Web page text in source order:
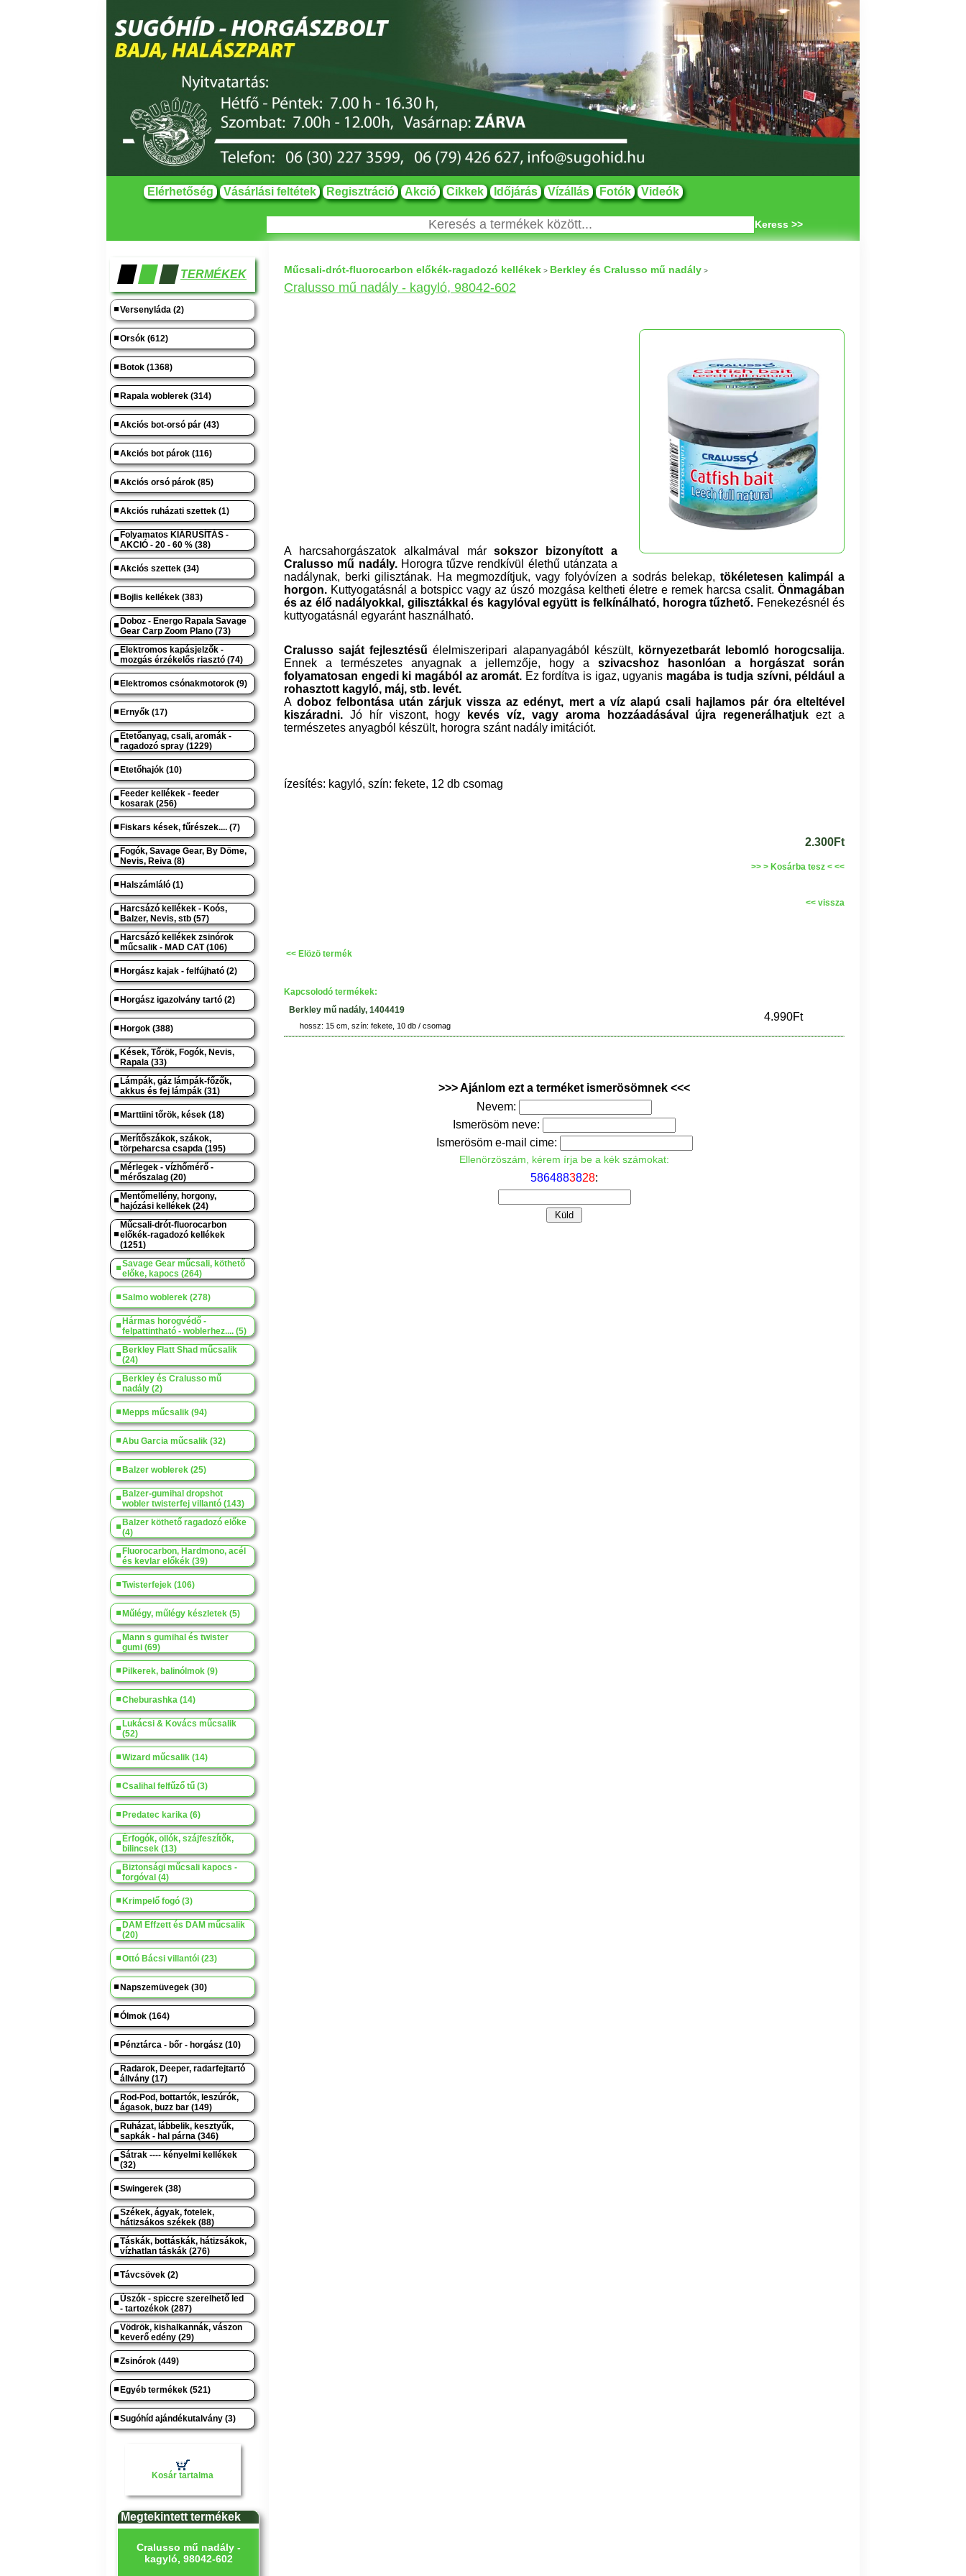
Elérhetőség Vásárlási feltétek Regisztráció Akció Cikkek Időjárás Vízállás Fotók Videók
Keress >>
TERMÉKEK
Versenyláda (2)
Orsók (612)
Botok (1368)
Rapala woblerek (314)
Akciós bot-orsó pár (43)
Akciós bot párok (116)
Akciós orsó párok (85)
Akciós ruházati szettek (1)
Folyamatos KIÁRUSÍTÁS -
AKCIÓ - 20 - 60 % (38)
Akciós szettek (34)
Bojlis kellékek (383)
Doboz - Energo Rapala Savage
Gear Carp Zoom Plano (73)
Elektromos kapásjelzők -
mozgás érzékelős riasztó (74)
Elektromos csónakmotorok (9)
Ernyők (17)
Etetőanyag, csali, aromák -
ragadozó spray (1229)
Etetőhajók (10)
Feeder kellékek - feeder
kosarak (256)
Fiskars kések, fűrészek.... (7)
Fogók, Savage Gear, By Döme,
Nevis, Reiva (8)
Halszámláló (1)
Harcsázó kellékek - Koós,
Balzer, Nevis, stb (57)
Harcsázó kellékek zsinórok
műcsalik - MAD CAT (106)
Horgász kajak - felfújható (2)
Horgász igazolvány tartó (2)
Horgok (388)
Kések, Tőrök, Fogók, Nevis,
Rapala (33)
Lámpák, gáz lámpák-főzők,
akkus és fej lámpák (31)
Marttiini tőrök, kések (18)
Merítőszákok, szákok,
törpeharcsa csapda (195)
Mérlegek - vízhőmérő -
mérőszalag (20)
Mentőmellény, horgony,
hajózási kellékek (24)
Műcsali-drót-fluorocarbon
előkék-ragadozó kellékek
(1251)
Savage Gear műcsali, köthető
előke, kapocs (264)
Salmo woblerek (278)
Hármas horogvédő -
felpattintható - woblerhez.... (5)
Berkley Flatt Shad műcsalik
(24)
Berkley és Cralusso mű
nadály (2)
Mepps műcsalik (94)
Abu Garcia műcsalik (32)
Balzer woblerek (25)
Balzer-gumihal dropshot
wobler twisterfej villantó (143)
Balzer köthető ragadozó előke
(4)
Fluorocarbon, Hardmono, acél
és kevlar előkék (39)
Twisterfejek (106)
Műlégy, műlégy készletek (5)
Mann s gumihal és twister
gumi (69)
Pilkerek, balinólmok (9)
Cheburashka (14)
Lukácsi & Kovács műcsalik
(52)
Wizard műcsalik (14)
Csalihal felfűző tű (3)
Predatec karika (6)
Érfogók, ollók, szájfeszítők,
bilincsek (13)
Biztonsági műcsali kapocs -
forgóval (4)
Krimpelő fogó (3)
DAM Effzett és DAM műcsalik
(20)
Ottó Bácsi villantói (23)
Napszemüvegek (30)
Ólmok (164)
Pénztárca - bőr - horgász (10)
Radarok, Deeper, radarfejtartó
állvány (17)
Rod-Pod, bottartók, leszúrók,
ágasok, buzz bar (149)
Ruházat, lábbelik, kesztyűk,
sapkák - hal párna (346)
Sátrak ---- kényelmi kellékek
(32)
Swingerek (38)
Székek, ágyak, fotelek,
hátizsákos székek (88)
Táskák, bottáskák, hátizsákok,
vízhatlan táskák (276)
Távcsövek (2)
Úszók - spiccre szerelhető led
- tartozékok (287)
Vödrök, kishalkannák, vászon
keverő edény (29)
Zsinórok (449)
Egyéb termékek (521)
Sugóhíd ajándékutalvány (3)
Kosár tartalma
Megtekintett termékek
Cralusso mű nadály -
kagyló, 98042-602
Műcsali-drót-fluorocarbon előkék-ragadozó kellékek > Berkley és Cralusso mű nadály >
Cralusso mű nadály - kagyló, 98042-602
A harcsahorgászatok alkalmával mársokszor bizonyított a
Cralusso mű nadály.Horogra tűzve rendkívül élethű utánzata a
nadálynak, berki gilisztának. Ha megmozdítjuk, vagy folyóvízen a sodrás belekap, tökéletesen kalimpál a
horgon. Kuttyogatásnál a botspicc vagy az úszó mozgása keltheti életre e remek harcsa csalit. Önmagában
és az élő nadályokkal, gilisztákkal és kagylóval együtt is felkínálható, horogra tűzhető. Fenekezésnél és
kuttyogatásnál egyaránt használható.
Cralusso saját fejlesztésűélelmiszeripari alapanyagából készült, környezetbarát lebomló horogcsalija.
Ennek a természetes anyagnak a jellemzője, hogy a szivacshoz hasonlóan a horgászat során
folyamatosan engedi ki magából az aromát. Ez fordítva is igaz, ugyanis magába is tudja szívni, például a
rohasztott kagyló, máj, stb. levét.
A doboz felbontása után zárjuk vissza az edényt, mert a víz alapú csali hajlamos pár óra elteltével
kiszáradni. Jó hír viszont, hogy kevés víz, vagy aroma hozzáadásával újra regenerálhatjuk ezt a
természetes anyagból készült, horogra szánt nadály imitációt.
ízesítés: kagyló, szín: fekete, 12 db csomag
2.300Ft
>> > Kosárba tesz < <<
<< vissza
<< Elözö termék
Kapcsolodó termékek:
Berkley mű nadály, 1404419
4.990Ft
hossz: 15 cm, szín: fekete, 10 db / csomag
>>> Ajánlom ezt a terméket ismerösömnek <<<
Nevem:
Ismerösöm neve:
Ismerösöm e-mail cime:
Ellenörzöszám, kérem írja be a kék számokat:
5864883828: